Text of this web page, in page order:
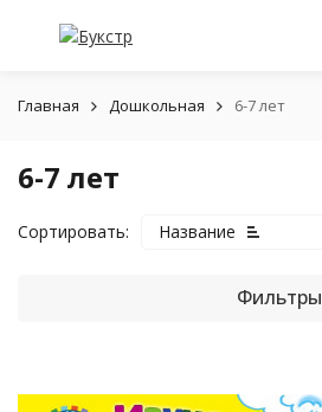
Главная Дошкольная 6-7 лет
6-7 лет
Сортировать: Название
Фильтры